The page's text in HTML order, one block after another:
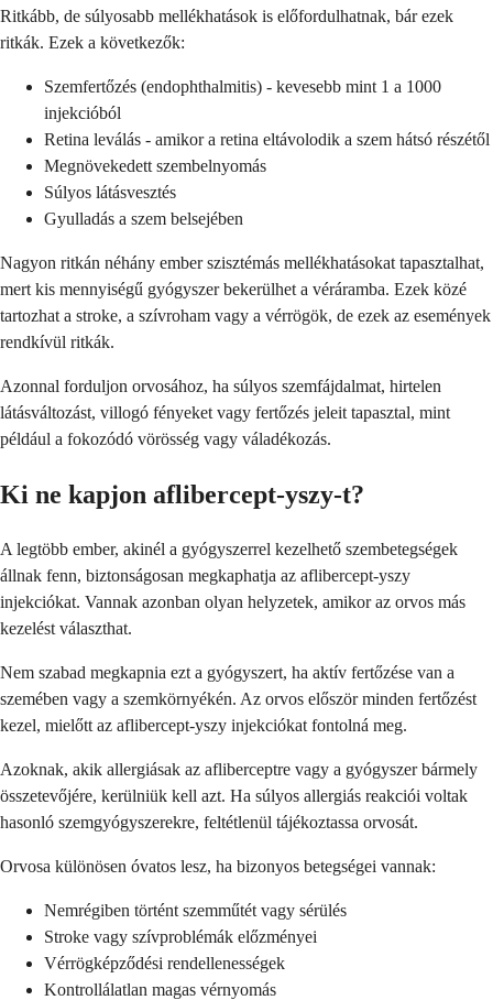
Ritkább, de súlyosabb mellékhatások is előfordulhatnak, bár ezek
ritkák. Ezek a következők:
Szemfertőzés (endophthalmitis) - kevesebb mint 1 a 1000
injekcióból
Retina leválás - amikor a retina eltávolodik a szem hátsó részétől
Megnövekedett szembelnyomás
Súlyos látásvesztés
Gyulladás a szem belsejében
Nagyon ritkán néhány ember szisztémás mellékhatásokat tapasztalhat,
mert kis mennyiségű gyógyszer bekerülhet a véráramba. Ezek közé
tartozhat a stroke, a szívroham vagy a vérrögök, de ezek az események
rendkívül ritkák.
Azonnal forduljon orvosához, ha súlyos szemfájdalmat, hirtelen
látásváltozást, villogó fényeket vagy fertőzés jeleit tapasztal, mint
például a fokozódó vörösség vagy váladékozás.
Ki ne kapjon aflibercept-yszy-t?
A legtöbb ember, akinél a gyógyszerrel kezelhető szembetegségek
állnak fenn, biztonságosan megkaphatja az aflibercept-yszy
injekciókat. Vannak azonban olyan helyzetek, amikor az orvos más
kezelést választhat.
Nem szabad megkapnia ezt a gyógyszert, ha aktív fertőzése van a
szemében vagy a szemkörnyékén. Az orvos először minden fertőzést
kezel, mielőtt az aflibercept-yszy injekciókat fontolná meg.
Azoknak, akik allergiásak az afliberceptre vagy a gyógyszer bármely
összetevőjére, kerülniük kell azt. Ha súlyos allergiás reakciói voltak
hasonló szemgyógyszerekre, feltétlenül tájékoztassa orvosát.
Orvosa különösen óvatos lesz, ha bizonyos betegségei vannak:
Nemrégiben történt szemműtét vagy sérülés
Stroke vagy szívproblémák előzményei
Vérrögképződési rendellenességek
Kontrollálatlan magas vérnyomás